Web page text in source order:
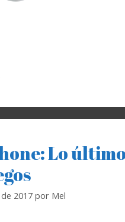
Lo
2017 por Mel